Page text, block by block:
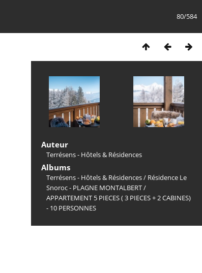
80/584
Auteur
Terrésens - Hôtels & Résidences
Albums
Terrésens - Hôtels & Résidences/ Résidence Le
Snoroc - PLAGNE MONTALBERT/
APPARTEMENT 5 PIECES ( 3 PIECES + 2 CABINES)
- 10 PERSONNES